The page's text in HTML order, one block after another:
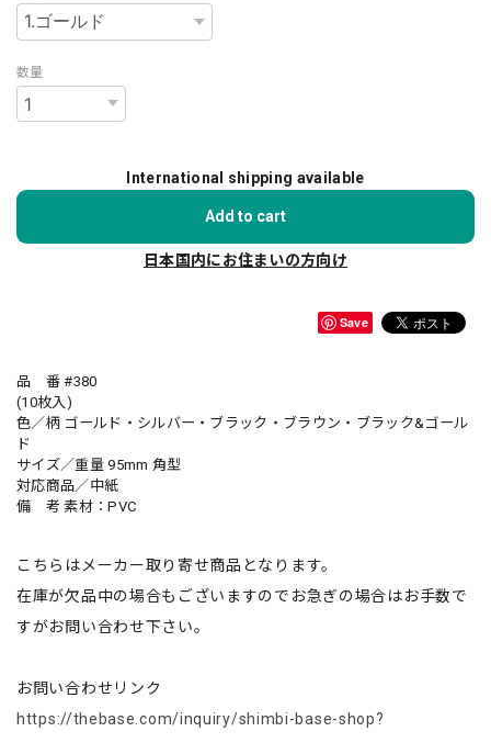
数量
International shipping available
Add to cart
日本国内にお住まいの方向け
Save
品 番 #380
(10枚入)
色／柄 ゴールド・シルバー・ブラック・ブラウン・ブラック&ゴール
ド
サイズ／重量 95mm 角型
対応商品／中紙
備 考 素材：PVC
こちらはメーカー取り寄せ商品となります。
在庫が欠品中の場合もございますのでお急ぎの場合はお手数で
すがお問い合わせ下さい。
お問い合わせリンク
https://thebase.com/inquiry/shimbi-base-shop?